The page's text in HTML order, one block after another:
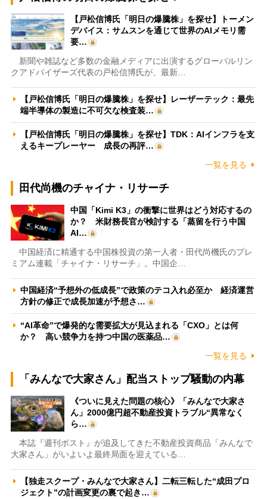
【戸松信博氏「明日の爆騰株」を探せ】トーメン
デバイス：サムスンを通じて世界のAIメモリ需
要…
新聞や雑誌など多数の金融メディアに出演するグローバルリン
クアドバイザーズ代表の戸松信博氏が、最新…
【戸松信博氏「明日の爆騰株」を探せ】レーザーテック：最先
端半導体の製造に不可欠な検査装…
【戸松信博氏「明日の爆騰株」を探せ】TDK：AIインフラを支
えるキープレーヤー 成長の再評…
一覧を見る
田代尚機のチャイナ・リサーチ
中国「Kimi K3」の衝撃に世界はどう対応するの
か？ 米財務長官が検討する「蒸留を行う中国
AI…
中国経済に精通する中国株投資の第一人者・田代尚機氏のプレ
ミアム連載「チャイナ・リサーチ」。中国企…
中国経済“予想外の低成長”で政策のテコ入れ必至か 経済運営
方針の修正で成長加速が予想さ…
“AI革命”で爆発的な需要拡大が見込まれる「CXO」とは何
か？ 高い競争力を持つ中国の医薬品…
一覧を見る
「みんなで大家さん」配当ストップ騒動の内幕
《ついに見えた問題の核心》「みんなで大家さ
ん」2000億円超不動産投資トラブル“異常なく
ら…
本誌『週刊ポスト』が追及してきた不動産投資商品「みんなで
大家さん」がいよいよ最終局面を迎えている…
【独走スクープ・みんなで大家さん】二転三転した“成田プロ
ジェクト”の計画変更の裏で起き…